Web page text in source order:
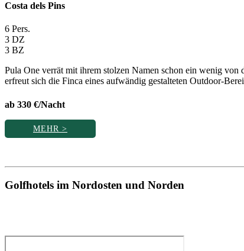
Costa dels Pins
6 Pers.
3 DZ
3 BZ
Pula One verrät mit ihrem stolzen Namen schon ein wenig von
erfreut sich die Finca eines aufwändig gestalteten Outdoor-
ab 330 €/Nacht
MEHR >
Golfhotels im Nordosten und Norden